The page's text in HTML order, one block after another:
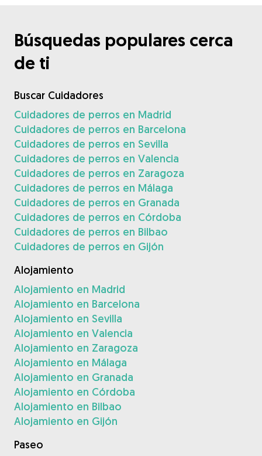
Búsquedas populares cerca
de ti
Buscar Cuidadores
Cuidadores de perros en Madrid
Cuidadores de perros en Barcelona
Cuidadores de perros en Sevilla
Cuidadores de perros en Valencia
Cuidadores de perros en Zaragoza
Cuidadores de perros en Málaga
Cuidadores de perros en Granada
Cuidadores de perros en Córdoba
Cuidadores de perros en Bilbao
Cuidadores de perros en Gijón
Alojamiento
Alojamiento en Madrid
Alojamiento en Barcelona
Alojamiento en Sevilla
Alojamiento en Valencia
Alojamiento en Zaragoza
Alojamiento en Málaga
Alojamiento en Granada
Alojamiento en Córdoba
Alojamiento en Bilbao
Alojamiento en Gijón
Paseo